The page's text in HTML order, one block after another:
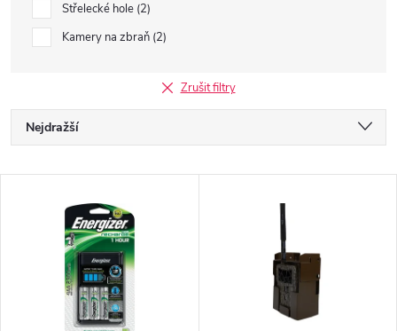
Střelecké hole 2
Kamery na zbraň 2
Zrušit filtry
Ř
a
Nejdražší
Nejprodávanější
Abecedně